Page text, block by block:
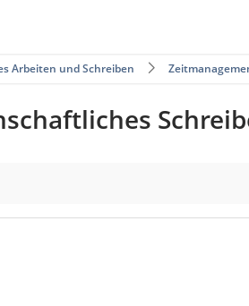
Arbeiten und Schreiben